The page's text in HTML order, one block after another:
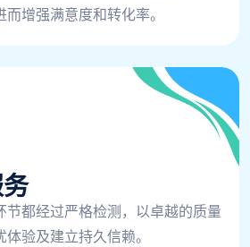
增强满意度和转化率。
节都经过严格检测，以卓越的质量
验及建立持久信赖。